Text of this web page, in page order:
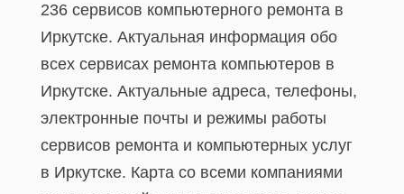
236 сервисов компьютерного ремонта в
Иркутске. Актуальная информация обо
всех сервисах ремонта компьютеров в
Иркутске. Актуальные адреса, телефоны,
электронные почты и режимы работы
сервисов ремонта и компьютерных услуг
в Иркутске. Карта со всеми компаниями